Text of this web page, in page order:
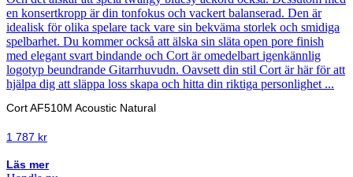
Cort AF510M Acoustic Natural
1 787 kr
Läs mer